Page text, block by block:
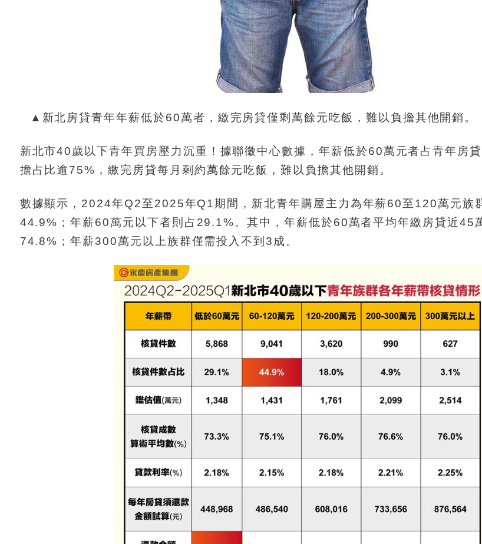
▲新北房貸青年年薪低於60萬者，繳完房貸僅剩萬餘元吃飯，難以負擔其他開銷。
新北市40歲以下青年買房壓力沉重！據聯徵中心數據，年薪低於60萬元者占青年房
擔占比逾75%，繳完房貸每月剩約萬餘元吃飯，難以負擔其他開銷。
數據顯示，2024年Q2至2025年Q1期間，新北青年購屋主力為年薪60至120萬元族
44.9%；年薪60萬元以下者則占29.1%。其中，年薪低於60萬者平均年繳房貸近45
74.8%；年薪300萬元以上族群僅需投入不到3成。